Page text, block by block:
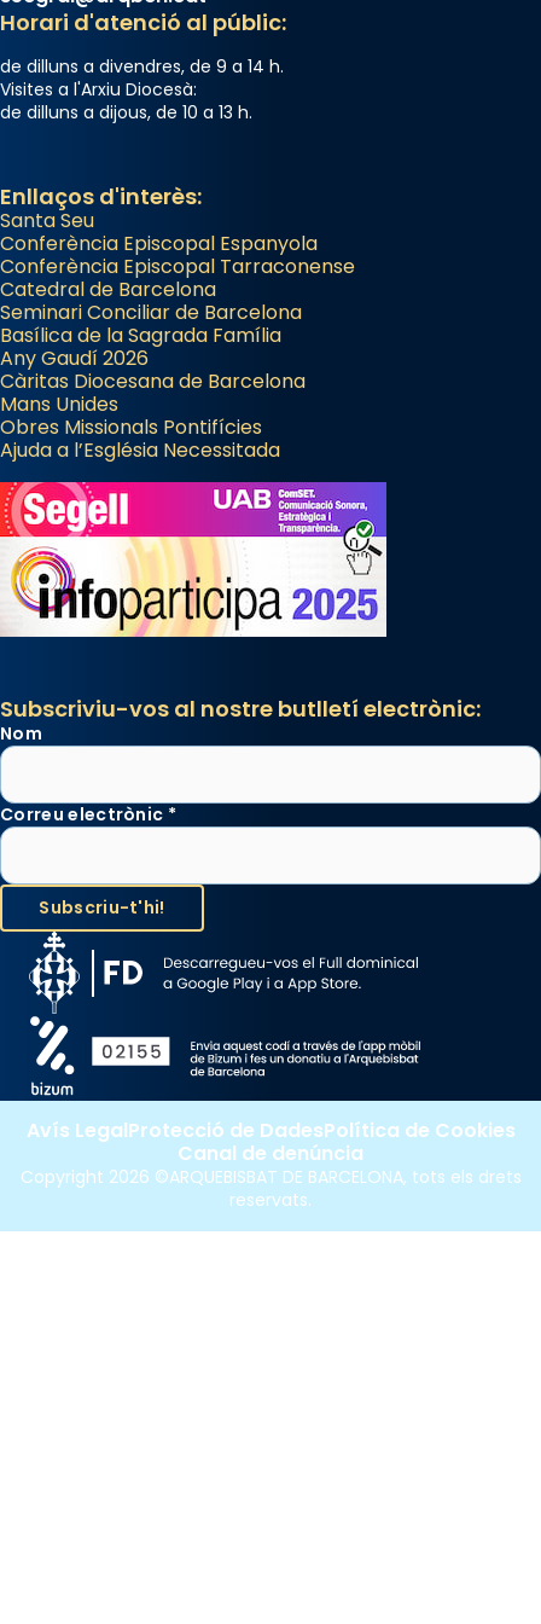
Horari d'atenció al públic:
de dilluns a divendres, de 9 a 14 h.
Visites a l'Arxiu Diocesà:
de dilluns a dijous, de 10 a 13 h.
Enllaços d'interès:
Santa Seu
Conferència Episcopal Espanyola
Conferència Episcopal Tarraconense
Catedral de Barcelona
Seminari Conciliar de Barcelona
Basílica de la Sagrada Família
Any Gaudí 2026
Càritas Diocesana de Barcelona
Mans Unides
Obres Missionals Pontifícies
Ajuda a l’Església Necessitada
Subscriviu-vos al nostre butlletí electrònic:
Nom
Correu electrònic *
Copyright 2026 ©ARQUEBISBAT DE BARCELONA, tots els drets
reservats.
Avís LegalProtecció de DadesPolítica de Cookies
Canal de denúncia